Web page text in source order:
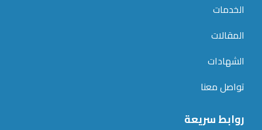
الخدمات
المقالات
الشهادات
تواصل معنا
روابط سريعة